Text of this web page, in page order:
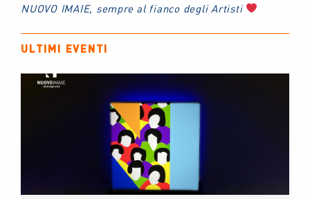
NUOVO IMAIE, sempre al fianco degli Artisti
ULTIMI EVENTI